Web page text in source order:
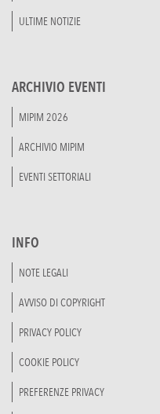
ULTIME NOTIZIE
ARCHIVIO EVENTI
MIPIM 2026
ARCHIVIO MIPIM
EVENTI SETTORIALI
INFO
NOTE LEGALI
AVVISO DI COPYRIGHT
PRIVACY POLICY
COOKIE POLICY
PREFERENZE PRIVACY